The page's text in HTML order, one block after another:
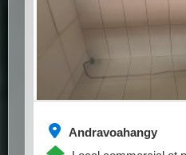
Andravoahangy